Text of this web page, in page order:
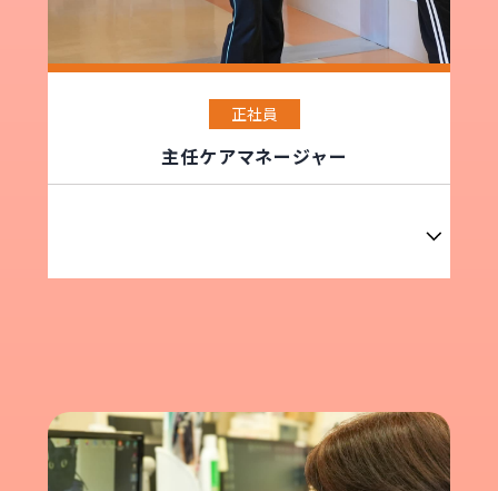
正社員
主任ケアマネージャー